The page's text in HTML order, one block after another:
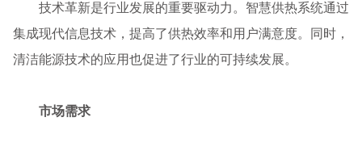
技术革新是行业发展的重要驱动力。智慧供热系统通过
集成现代信息技术，提高了供热效率和用户满意度。同时，
清洁能源技术的应用也促进了行业的可持续发展。
市场需求